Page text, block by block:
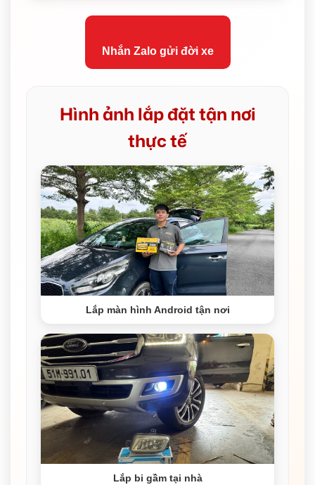
Nhắn Zalo gửi đời xe
Hình ảnh lắp đặt tận nơi
thực tế
Lắp màn hình Android tận nơi
Lắp bi gầm tại nhà